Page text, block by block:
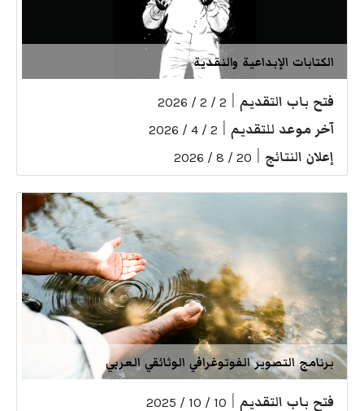
الكتابات الإبداعية والنقدية
فتح باب التقديم 2 / 2 / 2026
آخر موعد للتقديم 2 / 4 / 2026
إعلان النتائج 20 / 8 / 2026
برنامج التصوير الفوتوغرافي الوثائقي العربي
فتح باب التقديم 10 / 10 / 2025